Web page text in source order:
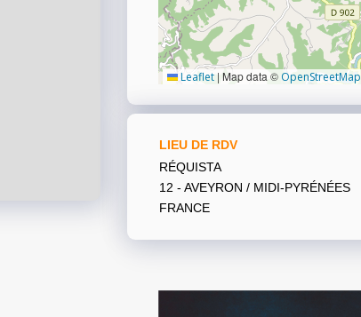
Leaflet | Map data © OpenStreetMap
LIEU DE RDV
RÉQUISTA
12 - AVEYRON / MIDI-PYRÉNÉES
FRANCE